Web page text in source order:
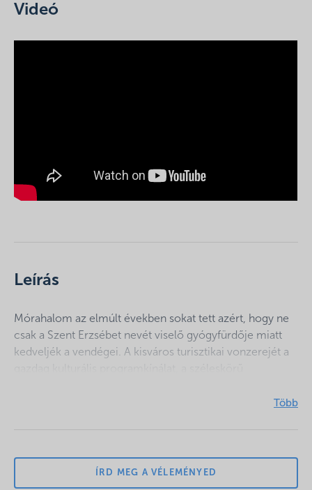
Videó
Leírás
Mórahalom az elmúlt években sokat tett azért, hogy ne
csak a Szent Erzsébet nevét viselő gyógyfürdője miatt
kedveljék a vendégei. A kisváros turisztikai vonzerejét a
sportolási- és rekreációs tevékenységek együttese adja.
ÍRD MEG A VÉLEMÉNYED